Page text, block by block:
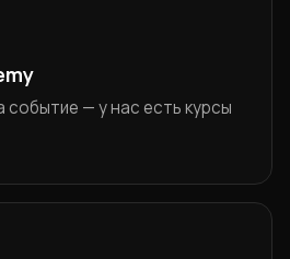
событие — у нас есть курсы